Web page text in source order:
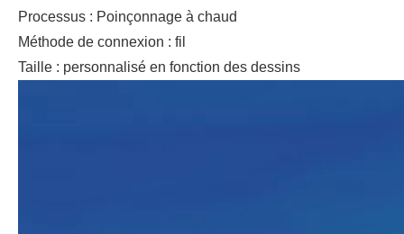
Processus : Poinçonnage à chaud
Méthode de connexion : fil
Taille : personnalisé en fonction des dessins